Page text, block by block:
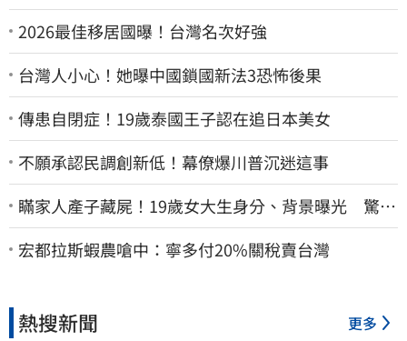
2026最佳移居國曝！台灣名次好強
台灣人小心！她曝中國鎖國新法3恐怖後果
傳患自閉症！19歲泰國王子認在追日本美女
不願承認民調創新低！幕僚爆川普沉迷這事
瞞家人產子藏屍！19歲女大生身分、背景曝光 驚見
「產檢紀錄全空白」
宏都拉斯蝦農嗆中：寧多付20%關稅賣台灣
熱搜新聞 更多